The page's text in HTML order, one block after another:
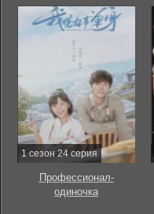
1 сезон 24 серия
Профессионал-
одиночка